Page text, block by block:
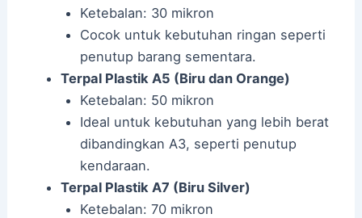
Ketebalan: 30 mikron
Cocok untuk kebutuhan ringan seperti
penutup barang sementara.
Terpal Plastik A5 (Biru dan Orange)
Ketebalan: 50 mikron
Ideal untuk kebutuhan yang lebih berat
dibandingkan A3, seperti penutup
kendaraan.
Terpal Plastik A7 (Biru Silver)
Ketebalan: 70 mikron